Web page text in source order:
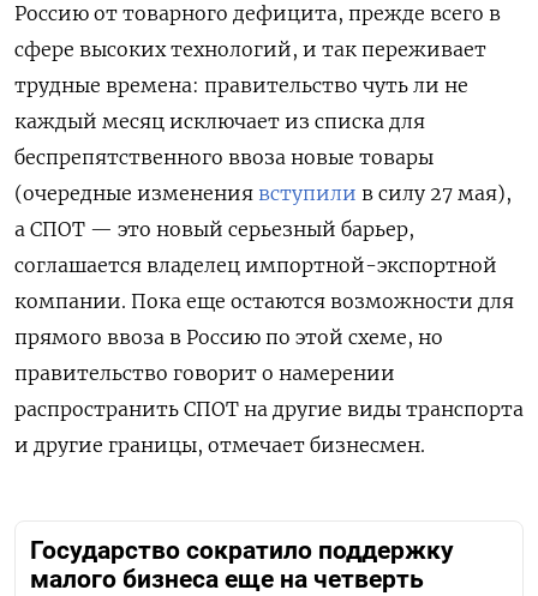
Россию от товарного дефицита, прежде всего в
сфере высоких технологий, и так переживает
трудные времена: правительство чуть ли не
каждый месяц исключает из списка для
беспрепятственного ввоза новые товары
(очередные изменения вступили в силу 27 мая),
а СПОТ — это новый серьезный барьер,
соглашается владелец импортной-экспортной
компании. Пока еще остаются возможности для
прямого ввоза в Россию по этой схеме, но
правительство говорит о намерении
распространить СПОТ на другие виды транспорта
и другие границы, отмечает бизнесмен.
Государство сократило поддержку
малого бизнеса еще на четверть